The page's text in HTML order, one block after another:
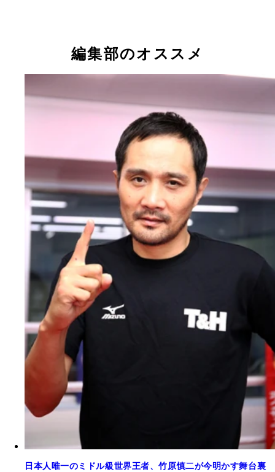
編集部のオススメ
日本人唯一のミドル級世界王者、竹原慎二が今明かす舞台裏